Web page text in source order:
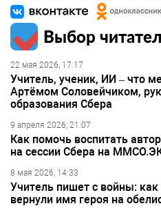
Выбор
22 мая 2026, 17:17
Учитель, ученик, ИИ – что
Артёмом Соловейчиком,
образования Сбера
9 апреля 2026, 21:07
Как помочь воспитать
на сессии Сбера на
8 мая 2026, 14:33
Учитель пишет с войны:
вернули имя героя на